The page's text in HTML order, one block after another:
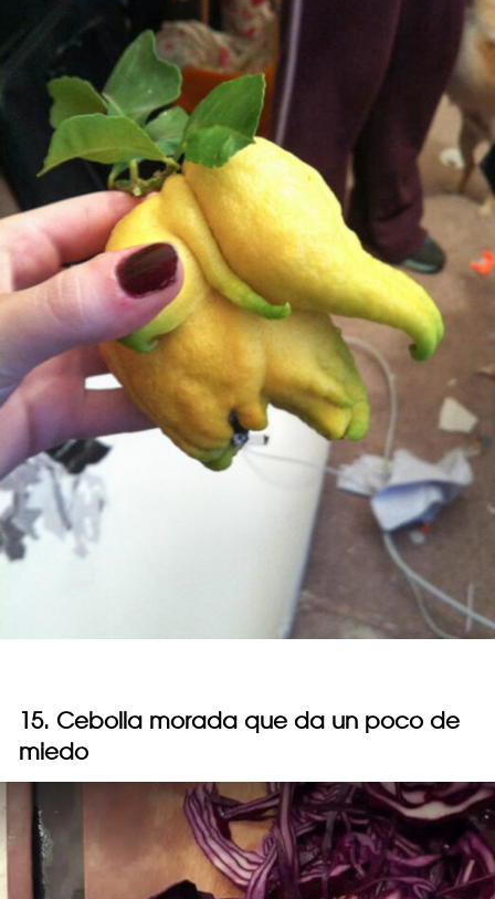
15. Cebolla morada que da un poco de
miedo